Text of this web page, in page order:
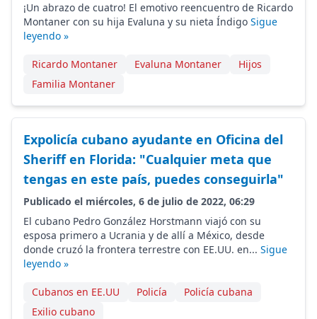
¡Un abrazo de cuatro! El emotivo reencuentro de Ricardo
Montaner con su hija Evaluna y su nieta Índigo Sigue
leyendo »
Ricardo Montaner Evaluna Montaner
Hijos
Familia Montaner
Expolicía cubano ayudante en Oficina del
Sheriff en Florida: "Cualquier meta que
tengas en este país, puedes conseguirla"
Publicado el miércoles, 6 de julio de 2022, 06:29
El cubano Pedro González Horstmann viajó con su
esposa primero a Ucrania y de allí a México, desde
donde cruzó la frontera terrestre con EE.UU. en... Sigue
leyendo »
Cubanos en EE.UU Policía
Policía cubana
Exilio cubano